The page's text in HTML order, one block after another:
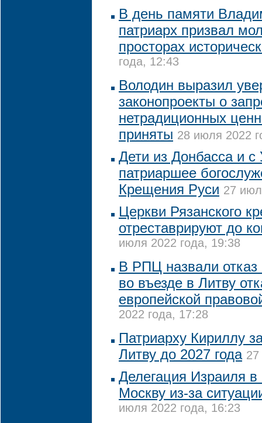
В день памяти
патриарх призвал
просторах
года, 12:43
Володин выразил
законопроекты о
нетрадиционных
приняты 28 июля 2022
Дети из Донбасса и с
патриаршее
Крещения Руси 27
Церкви Рязанского
отреставрируют до
июля 2022 года, 19:38
В РПЦ назвали отказ
во въезде в Литву
европейской
2022 года, 17:28
Патриарху Кириллу
Литву до 2027 года
Делегация Израиля в
Москву из-за
июля 2022 года, 16:23